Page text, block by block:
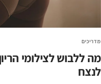
מדריכים
מה ללבוש לצילומי
לנצח